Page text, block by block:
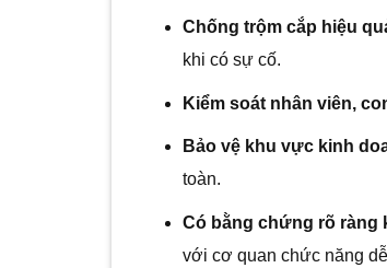
Chống trộm cắp hiệu
khi có sự cố.
Kiểm soát nhân viên,
Bảo vệ khu vực kinh
toàn.
Có bằng chứng rõ ràng
với cơ quan chức năng